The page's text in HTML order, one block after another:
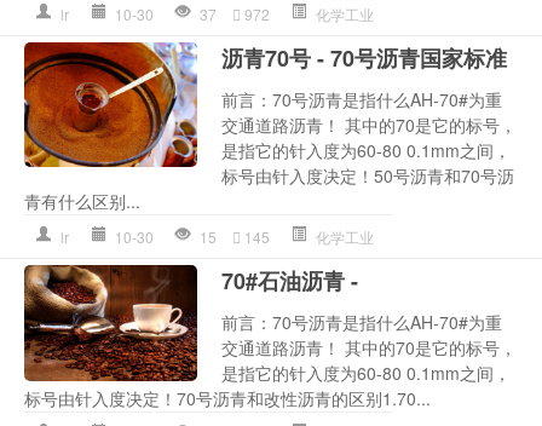
lr 10-30 37 972 化学工业
沥青70号 - 70号沥青国家标准
前言：70号沥青是指什么AH-70#为重
交通道路沥青！ 其中的70是它的标号，
是指它的针入度为60-80 0.1mm之间，
标号由针入度决定！50号沥青和70号沥
青有什么区别...
lr 10-30 15 145 化学工业
70#石油沥青 -
前言：70号沥青是指什么AH-70#为重
交通道路沥青！ 其中的70是它的标号，
是指它的针入度为60-80 0.1mm之间，
标号由针入度决定！70号沥青和改性沥青的区别1.70...